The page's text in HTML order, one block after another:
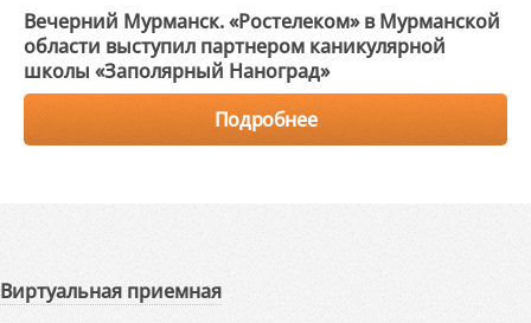
Вечерний Мурманск. «Ростелеком» в Мурманской
области выступил партнером каникулярной
школы «Заполярный Наноград»
Подробнее
Виртуальная приемная